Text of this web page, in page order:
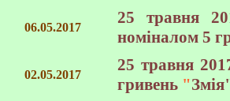
06.05.2017
25 травня
номіналом 5
02.05.2017
25 травня
гривень "